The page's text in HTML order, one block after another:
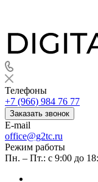
Телефоны
+7 (966) 984 76 77
Заказать звонок
E-mail
office@g2tc.ru
Режим работы
Пн. – Пт.: с 9:00 до